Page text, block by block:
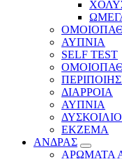
ΑΥΠΝΙΑ
SELF TEST
ΔΙΑΡΡΟΙΑ
ΑΥΠΝΙΑ
ΕΚΖΕΜΑ
ΑΝΔΡΑΣ
ΑΡΩΜΑΤΑ